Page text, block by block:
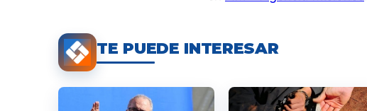
TE PUEDE INTERESAR